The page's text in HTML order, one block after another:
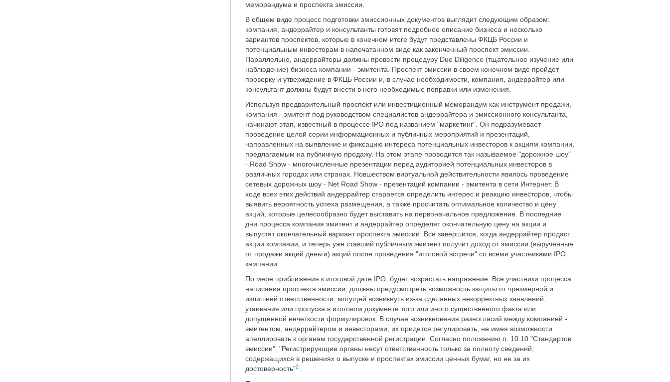
меморандума и проспекта эмиссии.
В общем виде процесс подготовки эмиссионных документов выглядит следующим образом:
компания, андеррайтер и консультанты готовят подробное описание бизнеса и несколько
вариантов проспектов, которые в конечном итоге будут представлены ФКЦБ России и
потенциальным инвесторам в напечатанном виде как законченный проспект эмиссии.
Параллельно, андеррайтеры должны провести процедуру Due Diligence (тщательное изучение или
наблюдение) бизнеса компании - эмитента. Проспект эмиссии в своем конечном виде пройдет
проверку и утверждение в ФКЦБ России и, в случае необходимости, компания, андеррайтер или
консультант должны будут внести в него необходимые поправки или изменения.
Используя предварительный проспект или инвестиционный меморандум как инструмент продажи,
компания - эмитент под руководством специалистов андеррайтера и эмиссионного консультанта,
начинают этап, известный в процессе IPO под названием "маркетинг". Он подразумевает
проведение целой серии информационных и публичных мероприятий и презентаций,
направленных на выявление и фиксацию интереса потенциальных инвесторов к акциям компании,
предлагаемым на публичную продажу. На этом этапе проводится так называемое "дорожное шоу"
- Road Show - многочисленные презентации перед аудиторией потенциальных инвесторов в
различных городах или странах. Новшеством виртуальной действительности явилось проведение
сетевых дорожных шоу - Net Road Show - презентаций компании - эмитента в сети Интернет. В
ходе всех этих действий андеррайтер старается определить интерес и реакцию инвесторов, чтобы
выявить вероятность успеха размещения, а также просчитать оптимальное количество и цену
акций, которые целесообразно будет выставить на первоначальное предложение. В последние
дни процесса компания эмитент и андеррайтер определят окончательную цену на акции и
выпустят окончательный вариант проспекта эмиссии. Все завершится, когда андеррайтер продаст
акции компании, и теперь уже ставший публичным эмитент получит доход от эмиссии (вырученные
от продажи акций деньги) акций после проведения "итоговой встречи" со всеми участниками IPO
кампании.
По мере приближения к итоговой дате IPO, будет возрастать напряжение. Все участники процесса
написания проспекта эмиссии, должны предусмотреть возможность защиты от чрезмерной и
излишней ответственности, могущей возникнуть из-за сделанных некорректных заявлений,
утаивания или пропуска в итоговом документе того или иного существенного факта или
допущенной нечеткости формулировок. В случае возникновения разногласий между компанией -
эмитентом, андеррайтером и инвесторами, их придется регулировать, не имея возможности
апеллировать к органам государственной регистрации. Согласно положению п. 10.10 "Стандартов
эмиссии": "Регистрирующие органы несут ответственность только за полноту сведений,
содержащихся в решениях о выпуске и проспектах эмиссии ценных бумаг, но не за их
достоверность"2